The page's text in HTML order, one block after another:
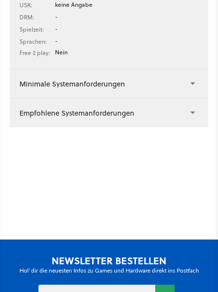
USK:
keine Angabe
DRM:
-
Spielzeit:
-
Sprachen:
-
Free 2 play:
Nein
Minimale Systemanforderungen
Empfohlene Systemanforderungen
NEWSLETTER BESTELLEN
Hol' dir die neuesten Infos zu Games und Hardware direkt ins Postfach